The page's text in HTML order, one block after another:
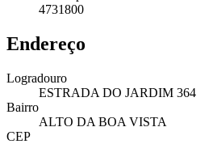
4731800
Endereço
Logradouro
ESTRADA DO JARDIM 364
Bairro
ALTO DA BOA VISTA
CEP